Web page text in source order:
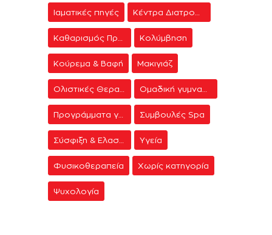
Ιαματικές πηγές
Κολύμβηση
Κούρεμα & Βαφή Μακιγιάζ
Συμβουλές Spa
Υγεία
Φυσικοθεραπεία Χωρίς κατηγορία
Ψυχολογία